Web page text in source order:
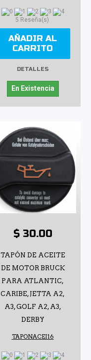
5 Reseña(s)
AÑADIR AL
CARRITO
DETALLES
En Existencia
$ 30.00
TAPÓN DE ACEITE
DE MOTOR BRUCK
PARA ATLANTIC,
CARIBE, JETTA A2,
A3, GOLF A2, A3,
DERBY
TAPONACEI16